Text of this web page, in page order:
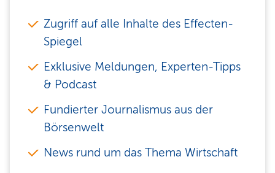
Zugriff auf alle Inhalte des Effecten-
Spiegel
Exklusive Meldungen, Experten-Tipps
& Podcast
Fundierter Journalismus aus der
Börsenwelt
News rund um das Thema Wirtschaft